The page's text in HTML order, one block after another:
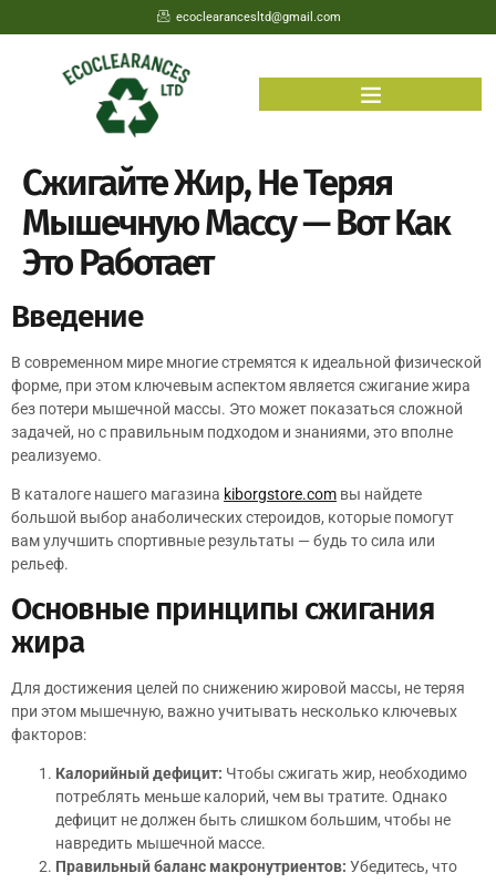
ecoclearancesltd@gmail.com
Сжигайте Жир, Не Теряя
Мышечную Массу — Вот Как
Это Работает
Введение
В современном мире многие стремятся к идеальной физической
форме, при этом ключевым аспектом является сжигание жира
без потери мышечной массы. Это может показаться сложной
задачей, но с правильным подходом и знаниями, это вполне
реализуемо.
В каталоге нашего магазина kiborgstore.com вы найдете
большой выбор анаболических стероидов, которые помогут
вам улучшить спортивные результаты — будь то сила или
рельеф.
Основные принципы сжигания
жира
Для достижения целей по снижению жировой массы, не теряя
при этом мышечную, важно учитывать несколько ключевых
факторов:
Калорийный дефицит: Чтобы сжигать жир, необходимо
потреблять меньше калорий, чем вы тратите. Однако
дефицит не должен быть слишком большим, чтобы не
навредить мышечной массе.
Правильный баланс макронутриентов: Убедитесь, что